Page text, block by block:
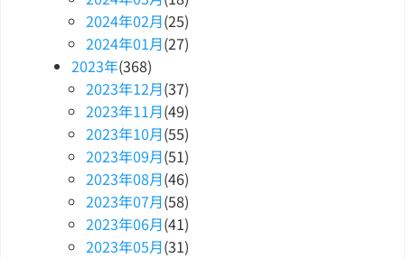
2024年02月(25)
2024年01月(27)
2023年(368)
2023年12月(37)
2023年11月(49)
2023年10月(55)
2023年09月(51)
2023年08月(46)
2023年07月(58)
2023年06月(41)
2023年05月(31)